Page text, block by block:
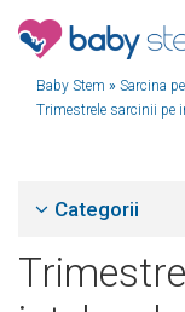
Baby Stem » Sarcina
Trimestrele sarcinii pe
Categorii